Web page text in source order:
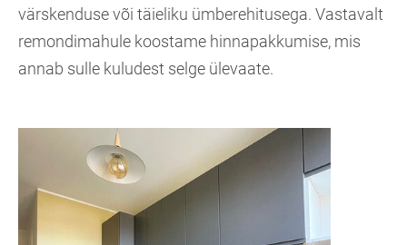
värskenduse või täieliku ümberehitusega. Vastavalt
remondimahule koostame hinnapakkumise, mis
annab sulle kuludest selge ülevaate.